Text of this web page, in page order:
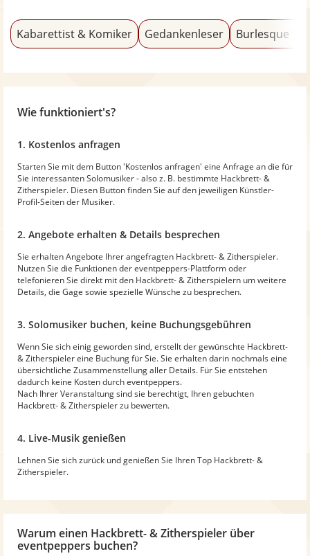
Kabarettist & Komiker Gedankenleser Burlesque
Wie funktioniert's?
1. Kostenlos anfragen
Starten Sie mit dem Button 'Kostenlos anfragen' eine Anfrage an die für
Sie interessanten Solomusiker - also z. B. bestimmte Hackbrett- &
Zitherspieler. Diesen Button finden Sie auf den jeweiligen Künstler-
Profil-Seiten der Musiker.
2. Angebote erhalten & Details besprechen
Sie erhalten Angebote Ihrer angefragten Hackbrett- & Zitherspieler.
Nutzen Sie die Funktionen der eventpeppers-Plattform oder
telefonieren Sie direkt mit den Hackbrett- & Zitherspielern um weitere
Details, die Gage sowie spezielle Wünsche zu besprechen.
3. Solomusiker buchen, keine Buchungsgebühren
Wenn Sie sich einig geworden sind, erstellt der gewünschte Hackbrett-
& Zitherspieler eine Buchung für Sie. Sie erhalten darin nochmals eine
übersichtliche Zusammenstellung aller Details. Für Sie entstehen
dadurch keine Kosten durch eventpeppers.
Nach Ihrer Veranstaltung sind sie berechtigt, Ihren gebuchten
Hackbrett- & Zitherspieler zu bewerten.
4. Live-Musik genießen
Lehnen Sie sich zurück und genießen Sie Ihren Top Hackbrett- &
Zitherspieler.
Warum einen Hackbrett- & Zitherspieler über
eventpeppers buchen?